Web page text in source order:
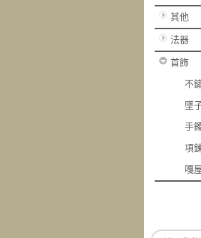
其他
法器
首飾
不
墜
手
項
嘎